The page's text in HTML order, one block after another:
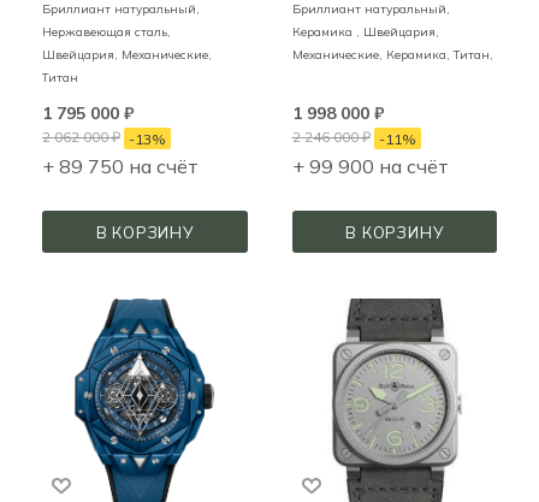
Бриллиант натуральный,
Нержавеющая сталь,
Швейцария, Механические,
Титан
1 795 000 ₽
2 062 000₽ -13%
+ 89 750 на счёт
В КОРЗИНУ
Бриллиант натуральный,
Керамика , Швейцария,
Механические, Керамика, Титан,
1 998 000₽
2 246 000₽ -11%
+ 99 900 на счёт
В КОРЗИНУ